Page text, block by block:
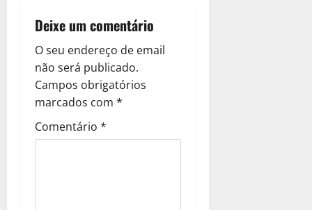
ç
ã
o
d
e
Deixe um comentário
O seu endereço de email
não será publicado.
Campos obrigatórios
marcados com *
Comentário *